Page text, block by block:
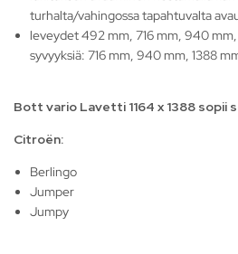
turhalta/vahingossa tapahtuvalta
leveydet 492 mm, 716 mm, 940 mm,
syvyyksiä: 716 mm, 940 mm, 1388
Bott vario Lavetti 1164 x 1388 sopii
Citroën:
Berlingo
Jumper
Jumpy